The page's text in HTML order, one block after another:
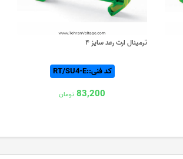
ترمینال ارت رعد سایز ۴
کد فنی::RT/SU4-E
83,200 تومان